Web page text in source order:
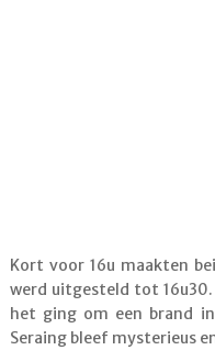
Kort voor 16u maakten
werd uitgesteld tot
het ging om een brand
Seraing bleef mysterieus